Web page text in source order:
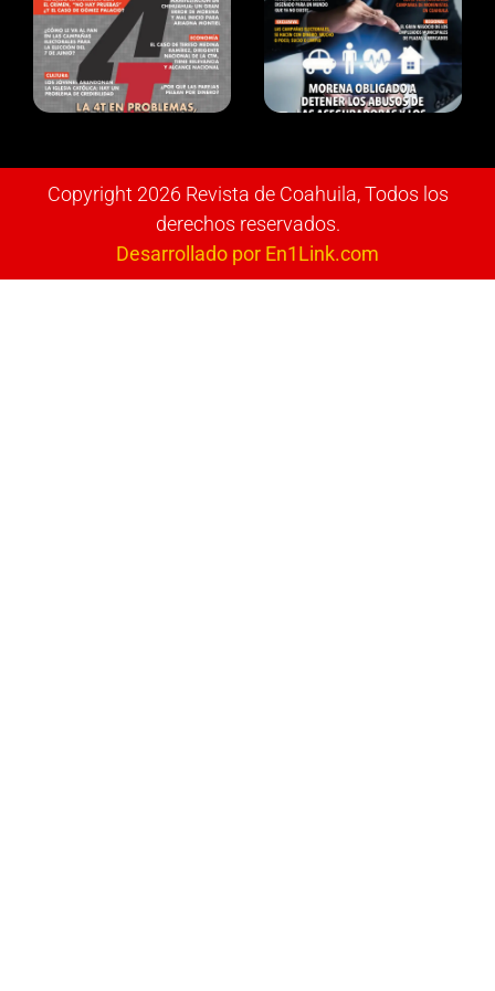
Copyright 2026 Revista de Coahuila, Todos los
derechos reservados.
Desarrollado por En1Link.com